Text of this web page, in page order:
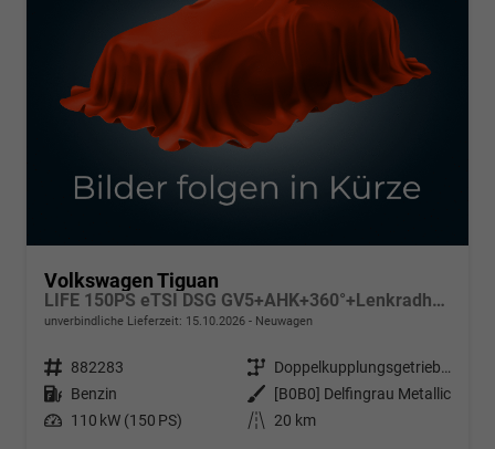
Volkswagen Tiguan
LIFE 150PS eTSI DSG GV5+AHK+360°+Lenkradheiz+IQ.Drive+ACC+App+eHeck+LED
unverbindliche Lieferzeit: 15.10.2026 Neuwagen
Fahrzeugnr. 882283 Getriebe
Doppelkupplungsgetriebe (DSG)
Kraftstoff Benzin Außenfarbe
[B0B0] Delfingrau Metallic
Leistung 110 kW (150 PS) Kilometerstand 20 km